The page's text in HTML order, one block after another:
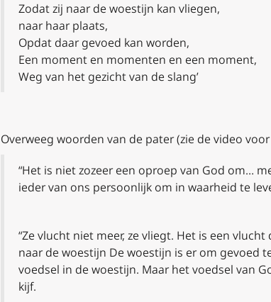
Zodat zij naar de woestijn kan vliegen,
naar haar plaats,
Opdat daar gevoed kan worden,
Een moment en momenten en een moment,
Weg van het gezicht van de slang’
Overweeg woorden van de pater (zie de video
“Het is niet zozeer een oproep van God om…
ieder van ons persoonlijk om in waarheid te
“Ze vlucht niet meer, ze vliegt. Het is een
naar de woestijn De woestijn is er om gevoed
voedsel in de woestijn. Maar het voedsel van
kijf.